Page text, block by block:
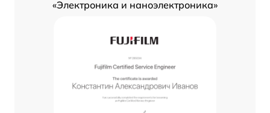
«Электроника и наноэлектроника»